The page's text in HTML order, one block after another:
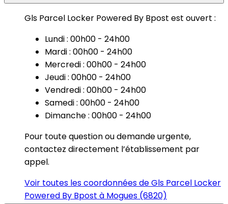
Gls Parcel Locker Powered By Bpost est ouvert :
Lundi : 00h00 - 24h00
Mardi : 00h00 - 24h00
Mercredi : 00h00 - 24h00
Jeudi : 00h00 - 24h00
Vendredi : 00h00 - 24h00
Samedi : 00h00 - 24h00
Dimanche : 00h00 - 24h00
Pour toute question ou demande urgente,
contactez directement l’établissement par
appel.
Voir toutes les coordonnées de Gls Parcel Locker
Powered By Bpost à Mogues (6820)